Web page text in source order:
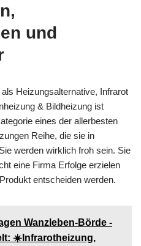
und
Heizungsalternative, Infrarot
& Bildheizung ist
eines der allerbesten
Reihe, die sie in
werden wirklich froh sein. Sie
eine Firma Erfolge erzielen
entscheiden werden.
Wanzleben-Börde -
☀️Infrarotheizung,